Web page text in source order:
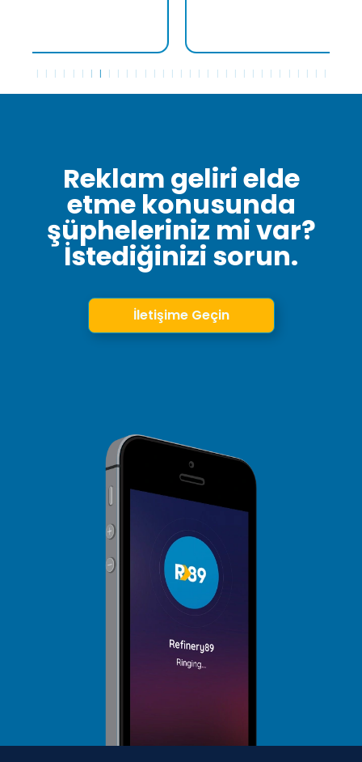
Reklam geliri elde
etme konusunda
şüpheleriniz mi var?
İstediğinizi sorun.
İletişime Geçin